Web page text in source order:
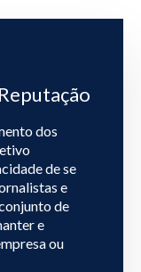
dos
de se
e
de
e
ou